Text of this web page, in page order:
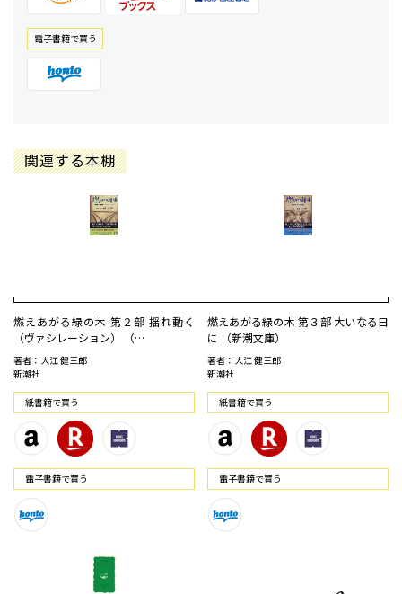
電⼦書籍で買う
関連する本棚
燃えあがる緑の木 第２部 揺れ動く
（ヴァシレーション） （…
著者：大江 健三郎
新潮社
紙書籍で買う
電⼦書籍で買う
燃えあがる緑の木 第３部 大いなる日
に （新潮文庫）
著者：大江 健三郎
新潮社
紙書籍で買う
電⼦書籍で買う